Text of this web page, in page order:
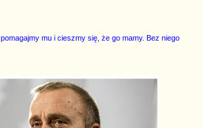
mu i cieszmy się, że go mamy. Bez niego